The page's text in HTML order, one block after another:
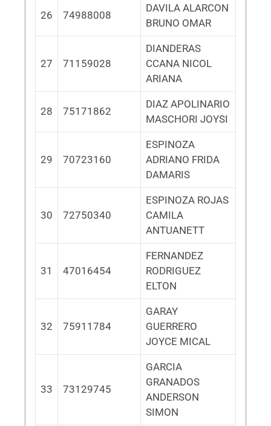
26 74988008
DAVILA ALARCON
BRUNO OMAR
27 71159028
DIANDERAS
CCANA NICOL
ARIANA
28 75171862
DIAZ APOLINARIO
MASCHORI JOYSI
29 70723160
ESPINOZA
ADRIANO FRIDA
DAMARIS
30 72750340
ESPINOZA ROJAS
CAMILA
ANTUANETT
31 47016454
FERNANDEZ
RODRIGUEZ
ELTON
32 75911784
GARAY
GUERRERO
JOYCE MICAL
33 73129745
GARCIA
GRANADOS
ANDERSON
SIMON